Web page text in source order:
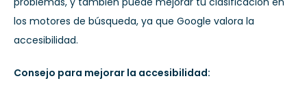
los motores de búsqueda, ya que Google valora la
accesibilidad.
Consejo para mejorar la accesibilidad: